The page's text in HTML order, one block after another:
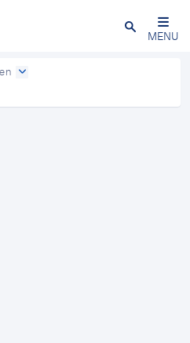
Schließen
MENU